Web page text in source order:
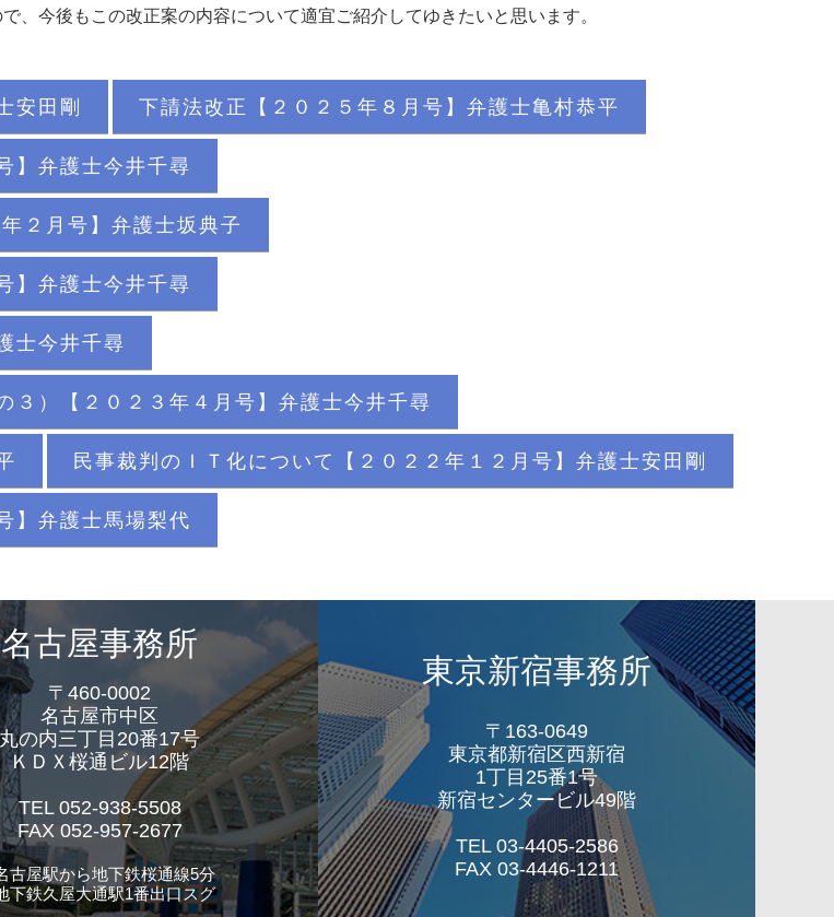
今後もこの改正案の内容について適宜ご紹介してゆきたいと思います。
安田剛 下請法改正【２０２５年８月号】弁護士亀村恭平
】弁護士今井千尋
２月号】弁護士坂典子
】弁護士今井千尋
士今井千尋
３）【２０２３年４月号】弁護士今井千尋
民事裁判のＩＴ化について【２０２２年１２月号】弁護士安田剛
】弁護士馬場梨代
名古屋事務所
〒460-0002
名古屋市中区
丸の内三丁目20番17号
ＫＤＸ桜通ビル12階
TEL 052-938-5508
FAX 052-957-2677
古屋駅から地下鉄桜通線5分
下鉄久屋大通駅1番出口スグ
東京新宿事務所
〒163-0649
東京都新宿区西新宿
1丁目25番1号
新宿センタービル49階
TEL 03-4405-2586
FAX 03-4446-1211